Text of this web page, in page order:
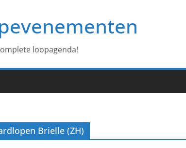
loopagenda!
Brielle (ZH)